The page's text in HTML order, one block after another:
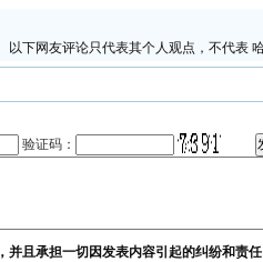
以下网友评论只代表其个人观点，不代表
验证码：
并且承担一切因发表内容引起的纠纷和责